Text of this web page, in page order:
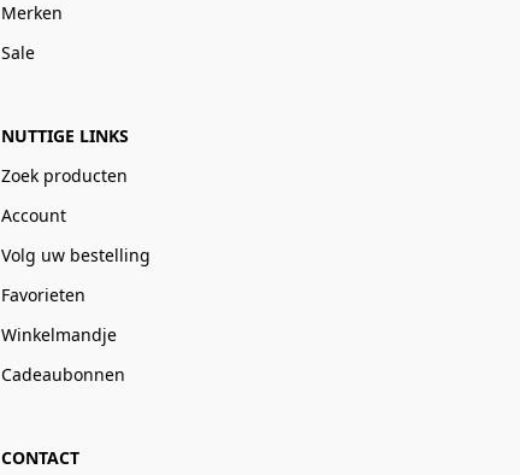
Merken
Sale
NUTTIGE LINKS
Zoek producten
Account
Volg uw bestelling
Favorieten
Winkelmandje
Cadeaubonnen
CONTACT